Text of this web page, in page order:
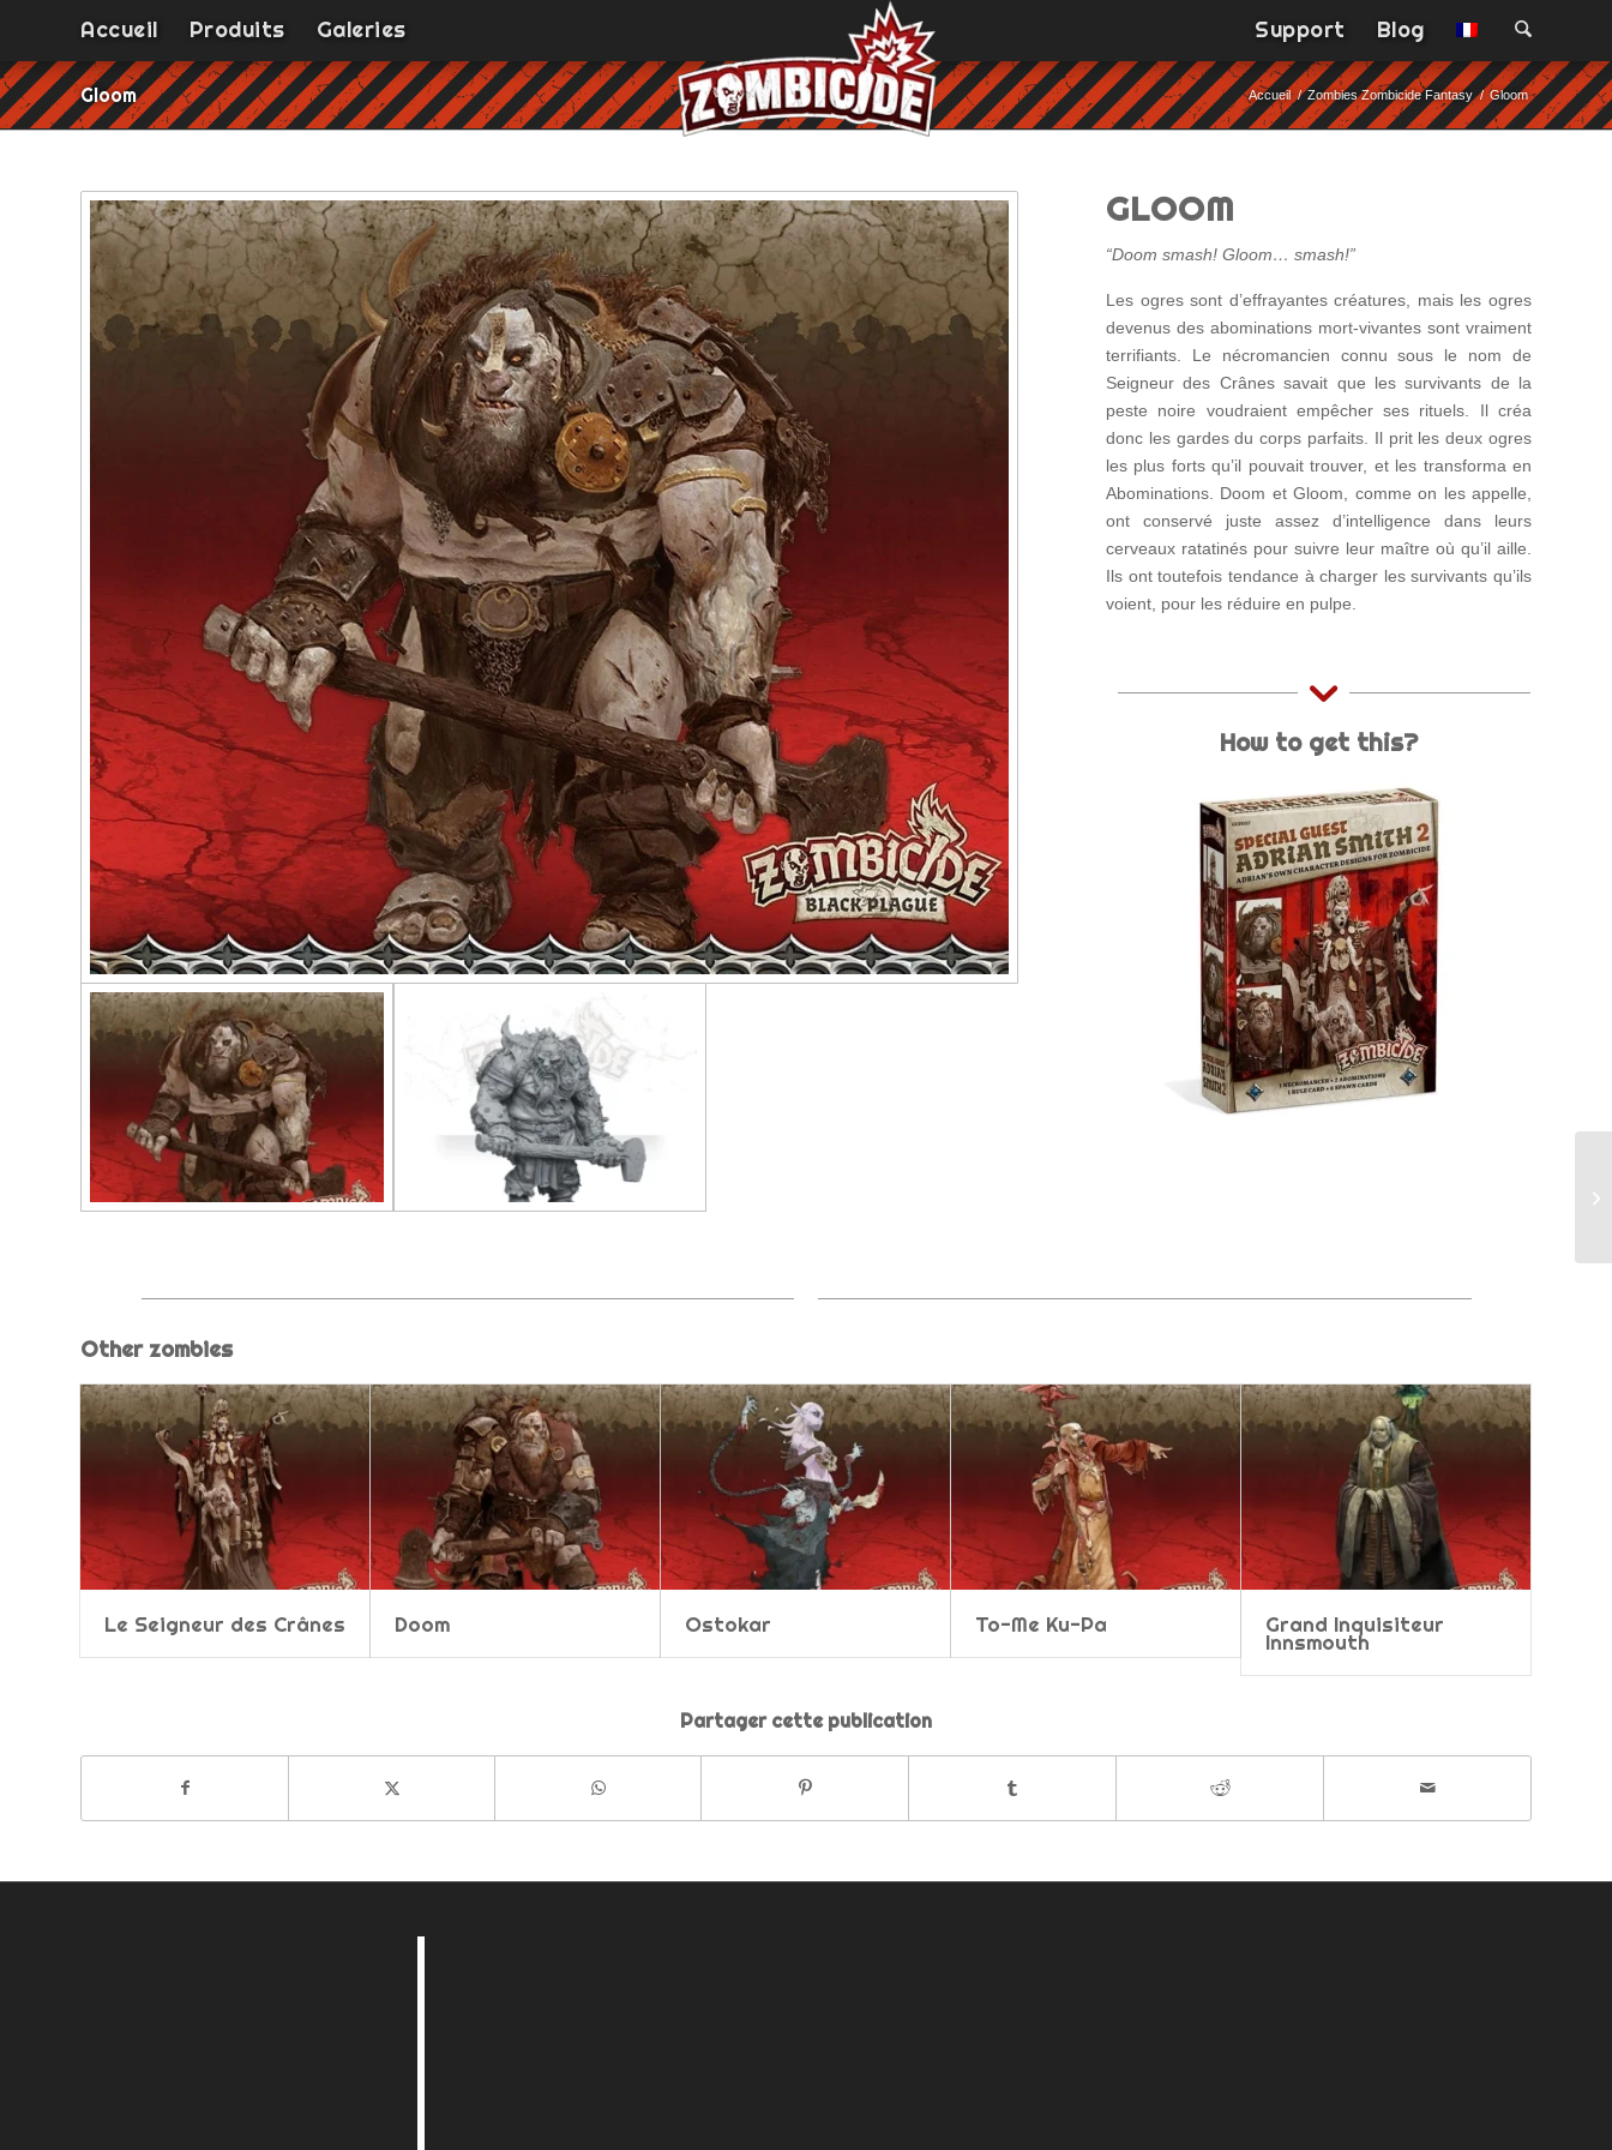
Accueil Produits Galeries Support Blog
Gloom Accueil / Zombies Zombicide Fantasy / Gloom
GLOOM
“Doom smash! Gloom… smash!”
Les ogres sont d’effrayantes créatures, mais les ogres
devenus des abominations mort-vivantes sont vraiment
terrifiants. Le nécromancien connu sous le nom de
Seigneur des Crânes savait que les survivants de la
peste noire voudraient empêcher ses rituels. Il créa
donc les gardes du corps parfaits. Il prit les deux ogres
les plus forts qu’il pouvait trouver, et les transforma en
Abominations. Doom et Gloom, comme on les appelle,
ont conservé juste assez d’intelligence dans leurs
cerveaux ratatinés pour suivre leur maître où qu’il aille.
Ils ont toutefois tendance à charger les survivants qu’ils
voient, pour les réduire en pulpe.
How to get this?
Other zombies
Le Seigneur des Crânes Doom Ostokar To-Me Ku-Pa Grand Inquisiteur
Innsmouth
Partager cette publication